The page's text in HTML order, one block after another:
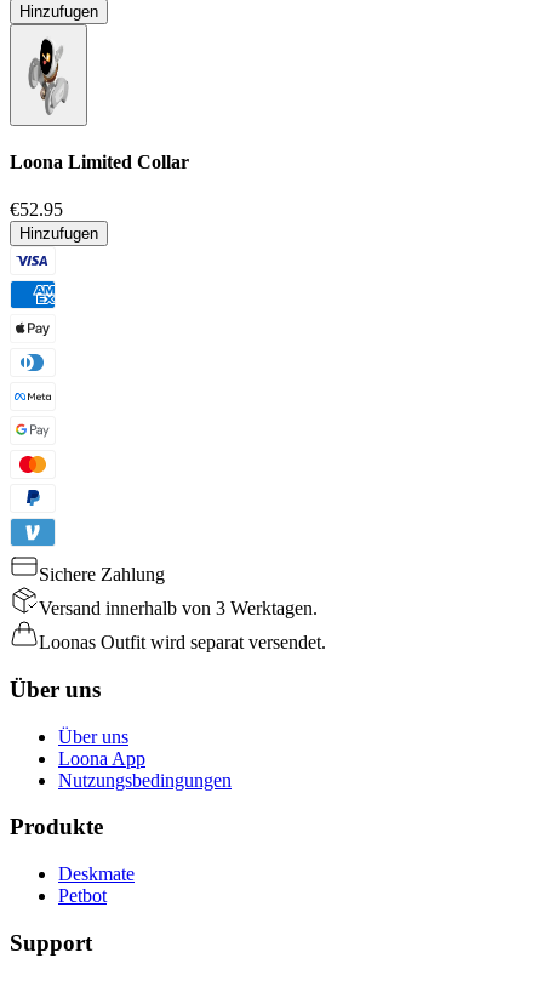
Hinzufugen
Loona Limited Collar
€52.95
Hinzufugen
Sichere Zahlung
Versand innerhalb von 3 Werktagen.
Loonas Outfit wird separat versendet.
Über uns
Über uns
Loona App
Nutzungsbedingungen
Produkte
Deskmate
Petbot
Support